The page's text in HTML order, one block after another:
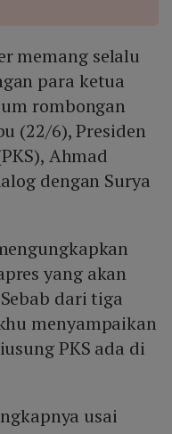
memang selalu
para ketua
rombongan
(22/6), Presiden
Ahmad
dengan Surya
yang akan
dari tiga
menyampaikan
PKS ada di
usai